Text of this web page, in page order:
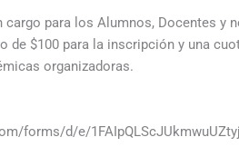
cargo para los Alumnos, Docentes y
de $100 para la inscripción y una
organizadoras.
forms/d/e/